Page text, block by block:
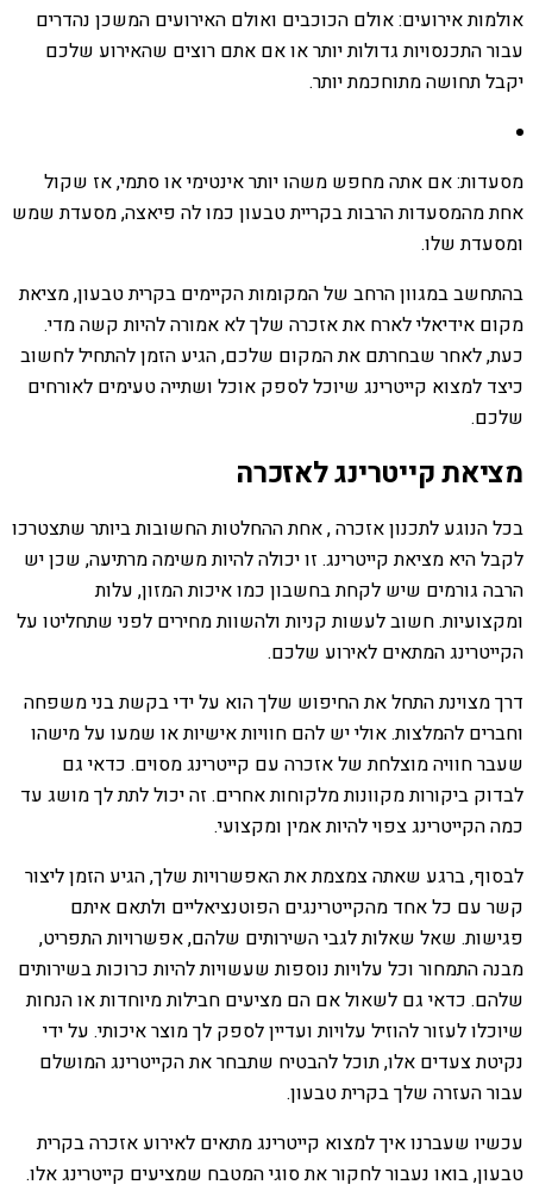
אולמות אירועים: אולם הכוכבים ואולם האירועים המשכן נהדרים
עבור התכנסויות גדולות יותר או אם אתם רוצים שהאירוע שלכם
יקבל תחושה מתוחכמת יותר.
מסעדות: אם אתה מחפש משהו יותר אינטימי או סתמי, אז שקול
אחת מהמסעדות הרבות בקריית טבעון כמו לה פיאצה, מסעדת שמש
ומסעדת שלו.
בהתחשב במגוון הרחב של המקומות הקיימים בקרית טבעון, מציאת
מקום אידיאלי לארח את אזכרה שלך לא אמורה להיות קשה מדי.
כעת, לאחר שבחרתם את המקום שלכם, הגיע הזמן להתחיל לחשוב
כיצד למצוא קייטרינג שיוכל לספק אוכל ושתייה טעימים לאורחים
שלכם.
מציאת קייטרינג לאזכרה
בכל הנוגע לתכנון אזכרה , אחת ההחלטות החשובות ביותר שתצטרכו
לקבל היא מציאת קייטרינג. זו יכולה להיות משימה מרתיעה, שכן יש
הרבה גורמים שיש לקחת בחשבון כמו איכות המזון, עלות
ומקצועיות. חשוב לעשות קניות ולהשוות מחירים לפני שתחליטו על
הקייטרינג המתאים לאירוע שלכם.
דרך מצוינת התחל את החיפוש שלך הוא על ידי בקשת בני משפחה
וחברים להמלצות. אולי יש להם חוויות אישיות או שמעו על מישהו
שעבר חוויה מוצלחת של אזכרה עם קייטרינג מסוים. כדאי גם
לבדוק ביקורות מקוונות מלקוחות אחרים. זה יכול לתת לך מושג עד
כמה הקייטרינג צפוי להיות אמין ומקצועי.
לבסוף, ברגע שאתה צמצמת את האפשרויות שלך, הגיע הזמן ליצור
קשר עם כל אחד מהקייטרינגים הפוטנציאליים ולתאם איתם
פגישות. שאל שאלות לגבי השירותים שלהם, אפשרויות התפריט,
מבנה התמחור וכל עלויות נוספות שעשויות להיות כרוכות בשירותים
שלהם. כדאי גם לשאול אם הם מציעים חבילות מיוחדות או הנחות
שיוכלו לעזור להוזיל עלויות ועדיין לספק לך מוצר איכותי. על ידי
נקיטת צעדים אלו, תוכל להבטיח שתבחר את הקייטרינג המושלם
עבור העזרה שלך בקרית טבעון.
עכשיו שעברנו איך למצוא קייטרינג מתאים לאירוע אזכרה בקרית
טבעון, בואו נעבור לחקור את סוגי המטבח שמציעים קייטרינג אלו.